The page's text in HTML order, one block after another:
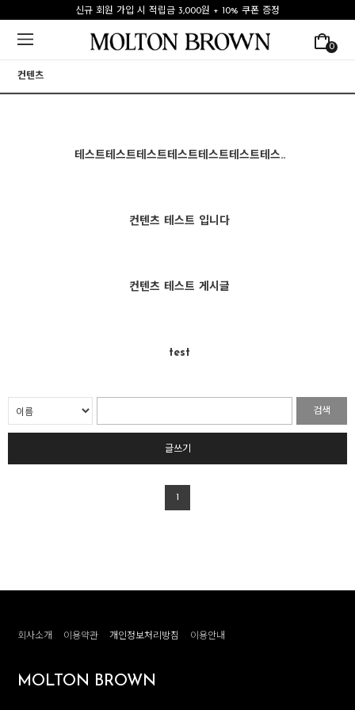
신규 회원 가입 시 적립금 3,000원 + 10% 쿠폰 증정
0
컨텐츠
테스트테스트테스트테스트테스트테스트테스..
컨텐츠 테스트 입니다
컨텐츠 테스트 게시글
test
검색
글쓰기
1
회사소개 이용약관 개인정보처리방침 이용안내
MOLTON BROWN